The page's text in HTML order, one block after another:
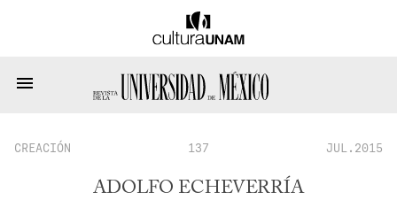
CREACIÓN 137 JUL.2015
ADOLFO ECHEVERRÍA